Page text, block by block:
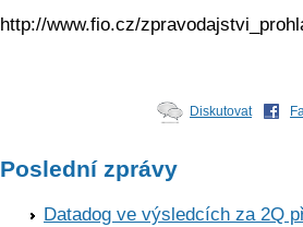
http://www.fio.cz/
Diskutovat
Poslední zprávy
Datadog ve výsledcích za 2Q